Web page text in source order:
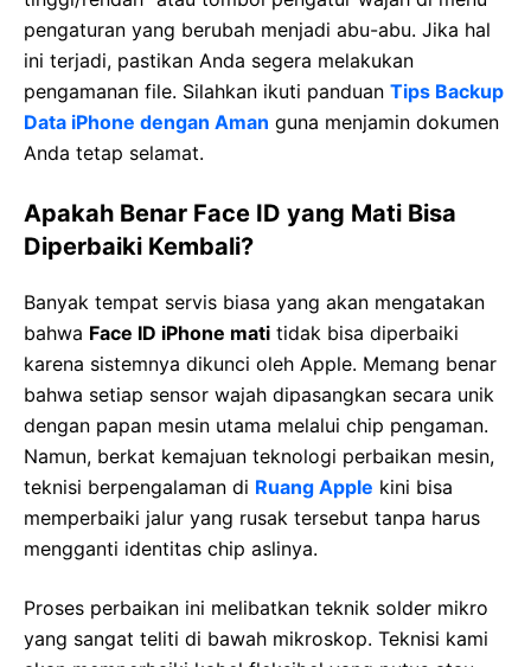
pengaturan yang berubah menjadi abu-abu. Jika hal
ini terjadi, pastikan Anda segera melakukan
pengamanan file. Silahkan ikuti panduan Tips Backup
Data iPhone dengan Aman guna menjamin dokumen
Anda tetap selamat.
Apakah Benar Face ID yang Mati Bisa
Diperbaiki Kembali?
Banyak tempat servis biasa yang akan mengatakan
bahwa Face ID iPhone mati tidak bisa diperbaiki
karena sistemnya dikunci oleh Apple. Memang benar
bahwa setiap sensor wajah dipasangkan secara unik
dengan papan mesin utama melalui chip pengaman.
Namun, berkat kemajuan teknologi perbaikan mesin,
teknisi berpengalaman di Ruang Apple kini bisa
memperbaiki jalur yang rusak tersebut tanpa harus
mengganti identitas chip aslinya.
Proses perbaikan ini melibatkan teknik solder mikro
yang sangat teliti di bawah mikroskop. Teknisi kami